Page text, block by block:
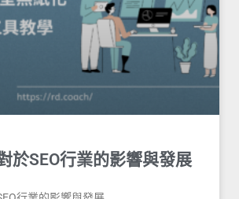
於SEO行業的影響與發展